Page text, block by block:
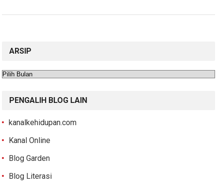
ARSIP
Arsip
PENGALIH BLOG LAIN
kanalkehidupan.com
Kanal Online
Blog Garden
Blog Literasi